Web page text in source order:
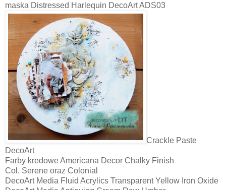
maska Distressed Harlequin DecoArt ADS03
Crackle Paste
DecoArt
Farby kredowe Americana Decor Chalky Finish
Col. Serene oraz Colonial
DecoArt Media Fluid Acrylics Transparent Yellow Iron Oxide